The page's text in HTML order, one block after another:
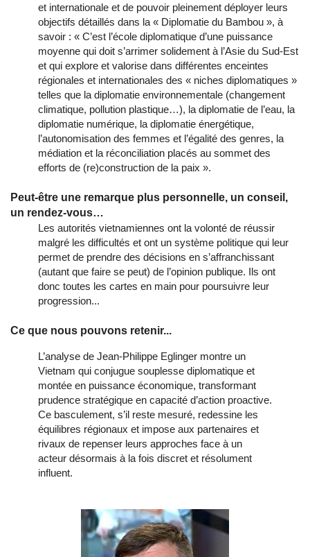
et internationale et de pouvoir pleinement déployer leurs
objectifs détaillés dans la « Diplomatie du Bambou », à
savoir : « C’est l’école diplomatique d’une puissance
moyenne qui doit s’arrimer solidement à l’Asie du Sud-Est
et qui explore et valorise dans différentes enceintes
régionales et internationales des « niches diplomatiques »
telles que la diplomatie environnementale (changement
climatique, pollution plastique…), la diplomatie de l’eau, la
diplomatie numérique, la diplomatie énergétique,
l’autonomisation des femmes et l’égalité des genres, la
médiation et la réconciliation placés au sommet des
efforts de (re)construction de la paix ».
Peut-être une remarque plus personnelle, un conseil,
un rendez-vous…
Les autorités vietnamiennes ont la volonté de réussir
malgré les difficultés et ont un système politique qui leur
permet de prendre des décisions en s’affranchissant
(autant que faire se peut) de l’opinion publique. Ils ont
donc toutes les cartes en main pour poursuivre leur
progression...
Ce que nous pouvons retenir...
L’analyse de Jean‑Philippe Eglinger montre un
Vietnam qui conjugue souplesse diplomatique et
montée en puissance économique, transformant
prudence stratégique en capacité d’action proactive.
Ce basculement, s’il reste mesuré, redessine les
équilibres régionaux et impose aux partenaires et
rivaux de repenser leurs approches face à un
acteur désormais à la fois discret et résolument
influent.